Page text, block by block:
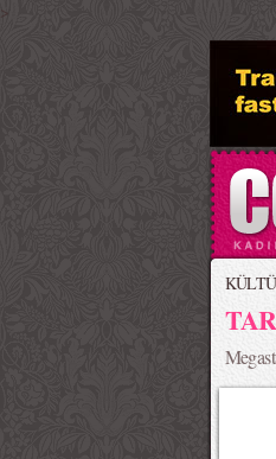
>